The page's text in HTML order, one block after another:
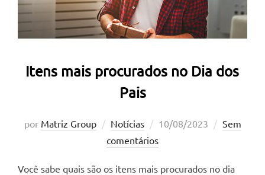
Itens mais procurados no Dia dos
Pais
por Matriz Group Notícias
Postado
em
10/08/2023
Sem
comentários
Você sabe quais são os itens mais procurados no dia